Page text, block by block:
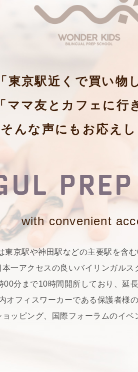
「東京駅近くで買い物
「ママ友とカフェに行
そんな声にもお応えし
with convenient
東京駅や神田駅などの主要駅を含む
本一アクセスの良いバイリンガルス
分まで10時間開所しており、延
オフィスワーカーである保護者様
ッピング、国際フォーラムのイベ